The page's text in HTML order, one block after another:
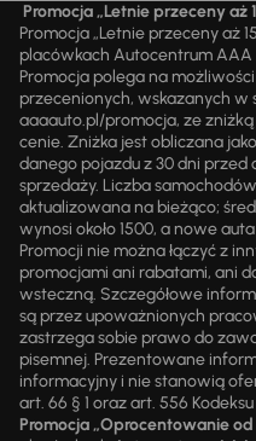
Promocja „Letnie przeceny aż
Promocja „Letnie przeceny aż
placówkach Autocentrum AAA
Promocja polega na
przecenionych, wskazanych
aaaauto.pl/promocja, ze
cenie. Zniżka jest obliczana
danego pojazdu z 30 dni
sprzedaży. Liczba
aktualizowana na bieżąco;
wynosi około 1500, a nowe
Promocji nie można łączyć z
promocjami ani rabatami, ani
wsteczną. Szczegółowe
są przez upoważnionych
zastrzega sobie prawo do
pisemnej. Prezentowane
informacyjny i nie stanowią
art. 66 § 1 oraz art. 556
Promocja „Oprocentowanie od